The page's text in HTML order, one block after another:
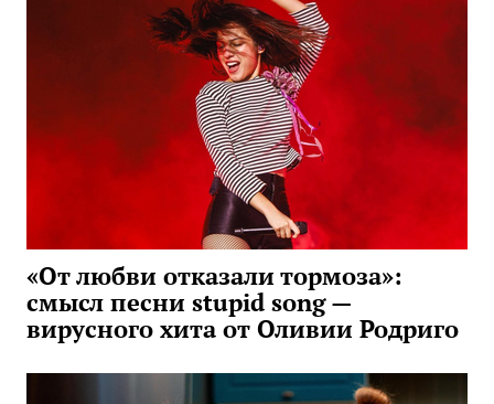
«От любви отказали тормоза»:
смысл песни stupid song —
вирусного хита от Оливии Родриго